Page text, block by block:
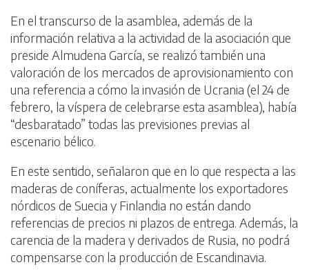
En el transcurso de la asamblea, además de la
información relativa a la actividad de la asociación que
preside Almudena García, se realizó también una
valoración de los mercados de aprovisionamiento con
una referencia a cómo la invasión de Ucrania (el 24 de
febrero, la víspera de celebrarse esta asamblea), había
“desbaratado” todas las previsiones previas al
escenario bélico.
En este sentido, señalaron que en lo que respecta a las
maderas de coníferas, actualmente los exportadores
nórdicos de Suecia y Finlandia no están dando
referencias de precios ni plazos de entrega. Además, la
carencia de la madera y derivados de Rusia, no podrá
compensarse con la producción de Escandinavia.